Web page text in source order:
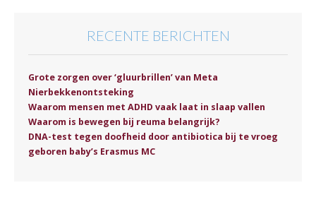
RECENTE BERICHTEN
Grote zorgen over ‘gluurbrillen’ van Meta
Nierbekkenontsteking
Waarom mensen met ADHD vaak laat in slaap vallen
Waarom is bewegen bij reuma belangrijk?
DNA-test tegen doofheid door antibiotica bij te vroeg
geboren baby’s Erasmus MC